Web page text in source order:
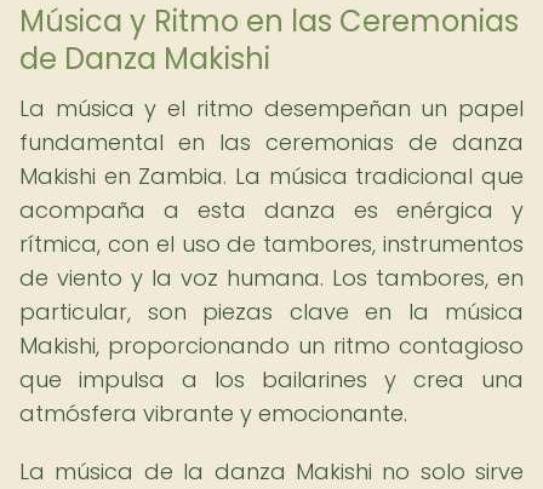
Música y Ritmo en las Ceremonias
de Danza Makishi
La música y el ritmo desempeñan un papel
fundamental en las ceremonias de danza
Makishi en Zambia. La música tradicional que
acompaña a esta danza es enérgica y
rítmica, con el uso de tambores, instrumentos
de viento y la voz humana. Los tambores, en
particular, son piezas clave en la música
Makishi, proporcionando un ritmo contagioso
que impulsa a los bailarines y crea una
atmósfera vibrante y emocionante.
La música de la danza Makishi no solo sirve